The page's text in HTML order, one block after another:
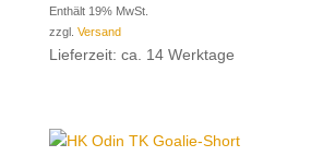
Enthält 19% MwSt.
zzgl. Versand
Lieferzeit: ca. 14 Werktage